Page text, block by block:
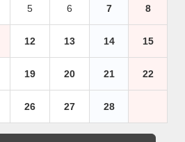
5 6 7 8
12 13 14 15
19 20 21 22
26 27 28